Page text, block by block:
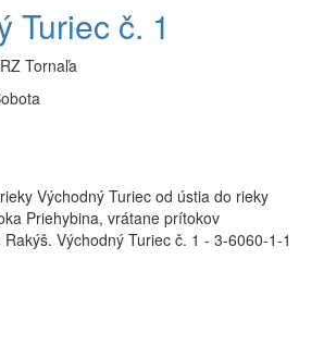
Turiec č. 1
Tornaľa
Východný Turiec od ústia do rieky
Priehybina, vrátane prítokov
Východný Turiec č. 1 - 3-6060-1-1